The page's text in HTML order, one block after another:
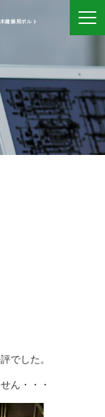
建築用ボルト
でした。
ん・・・